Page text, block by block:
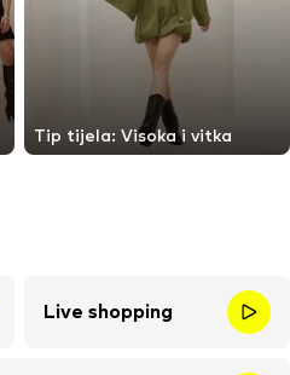
Tip tijela: Visoka i vitka
Live shopping